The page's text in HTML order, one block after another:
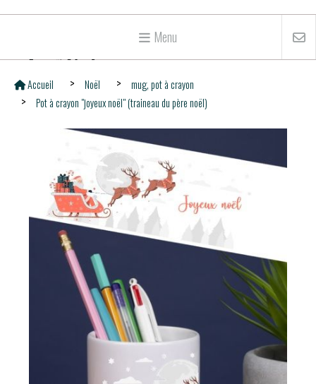
Menu
Accueil Noël
mug, pot à crayon
Pot à crayon "joyeux noël" (traineau du père noël)